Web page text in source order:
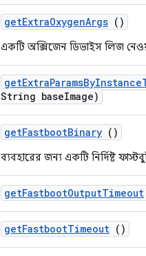
getExtraOxygenArgs ()
একটি অক্সিজেন ডিভাইস লিজ
getExtraParamsByInstance
String baseImage)
getFastbootBinary ()
ব্যবহারের জন্য একটি নির্দিষ্ট
getFastbootOutputTimeout
getFastbootTimeout ()